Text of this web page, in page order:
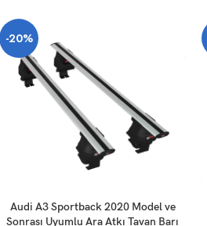
-20%
SEPETE EKLE
Audi A3 Sportback 2020 Model ve
Sonrası Uyumlu Ara Atkı Tavan Barı